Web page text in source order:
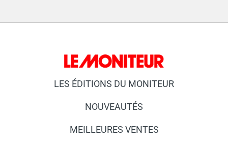
LES ÉDITIONS DU MONITEUR
NOUVEAUTÉS
MEILLEURES VENTES